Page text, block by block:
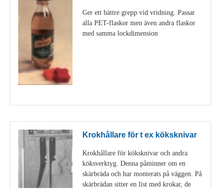
Ger ett bättre grepp vid vridning. Passar
alla PET-flaskor men även andra flaskor
med samma lockdimension
Krokhållare för t ex köksknivar
Krokhållare för köksknivar och andra
köksverktyg. Denna påminner om en
skärbräda och har monterats på väggen. På
skärbrädan sitter en list med krokar, de